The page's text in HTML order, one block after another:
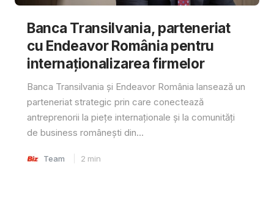
Banca Transilvania, parteneriat
cu Endeavor România pentru
internaționalizarea firmelor
Banca Transilvania și Endeavor România lansează un
parteneriat strategic prin care conectează
antreprenorii la piețe internaționale și la comunități
de business românești din...
Team 2 min